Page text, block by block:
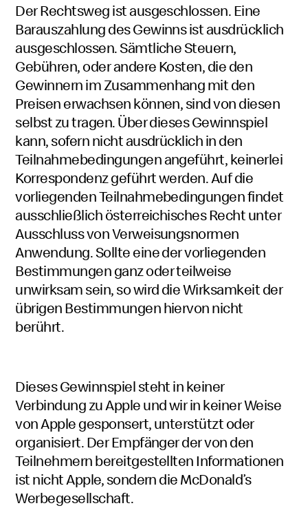
Der Rechtsweg ist ausgeschlossen. Eine
Barauszahlung des Gewinns ist ausdrücklich
ausgeschlossen. Sämtliche Steuern,
Gebühren, oder andere Kosten, die den
Gewinnern im Zusammenhang mit den
Preisen erwachsen können, sind von diesen
selbst zu tragen. Über dieses Gewinnspiel
kann, sofern nicht ausdrücklich in den
Teilnahmebedingungen angeführt, keinerlei
Korrespondenz geführt werden. Auf die
vorliegenden Teilnahmebedingungen findet
ausschließlich österreichisches Recht unter
Ausschluss von Verweisungsnormen
Anwendung. Sollte eine der vorliegenden
Bestimmungen ganz oder teilweise
unwirksam sein, so wird die Wirksamkeit der
übrigen Bestimmungen hiervon nicht
berührt.
Dieses Gewinnspiel steht in keiner
Verbindung zu Apple und wir in keiner Weise
von Apple gesponsert, unterstützt oder
organisiert. Der Empfänger der von den
Teilnehmern bereitgestellten Informationen
ist nicht Apple, sondern die McDonald’s
Werbegesellschaft.